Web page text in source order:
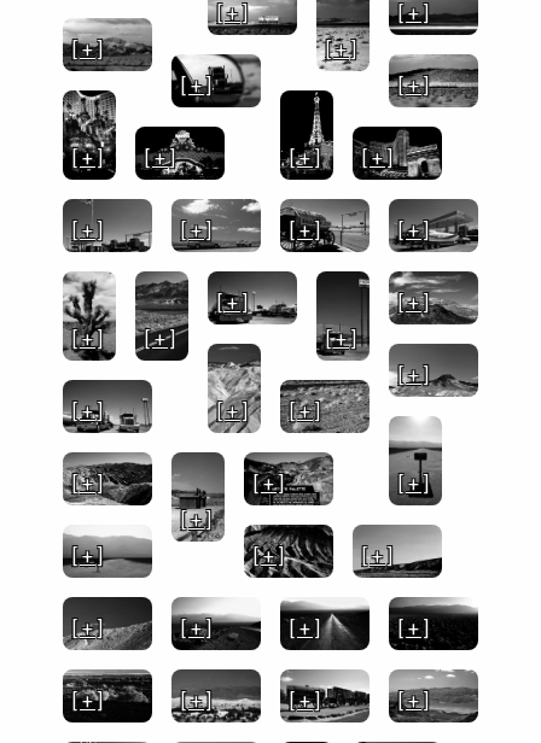
[ + ]
[ + ]
[ + ]
[ + ]
[ + ]
[ + ]
[ + ] [ + ]
[ + ] [ + ]
[ + ] [ + ] [ + ] [ + ]
[ + ] [ + ]
[ + ]
[ + ]
[ + ]
[ + ]
[ + ]
[ + ]
[ + ]
[ + ]
[ + ]
[ + ]
[ + ]
[ + ] [ + ] [ + ]
[ + ] [ + ] [ + ] [ + ]
[ + ] [ + ] [ + ] [ + ]